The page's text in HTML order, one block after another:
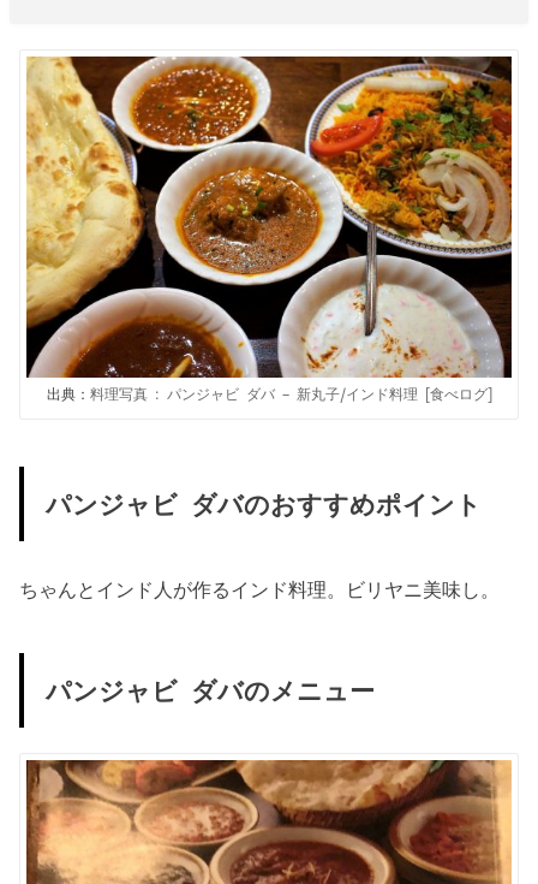
出典： 料理写真 : パンジャビ ダバ – 新丸子/インド料理 [食べログ]
パンジャビ ダバのおすすめポイント
ちゃんとインド人が作るインド料理。ビリヤニ美味し。
パンジャビ ダバのメニュー